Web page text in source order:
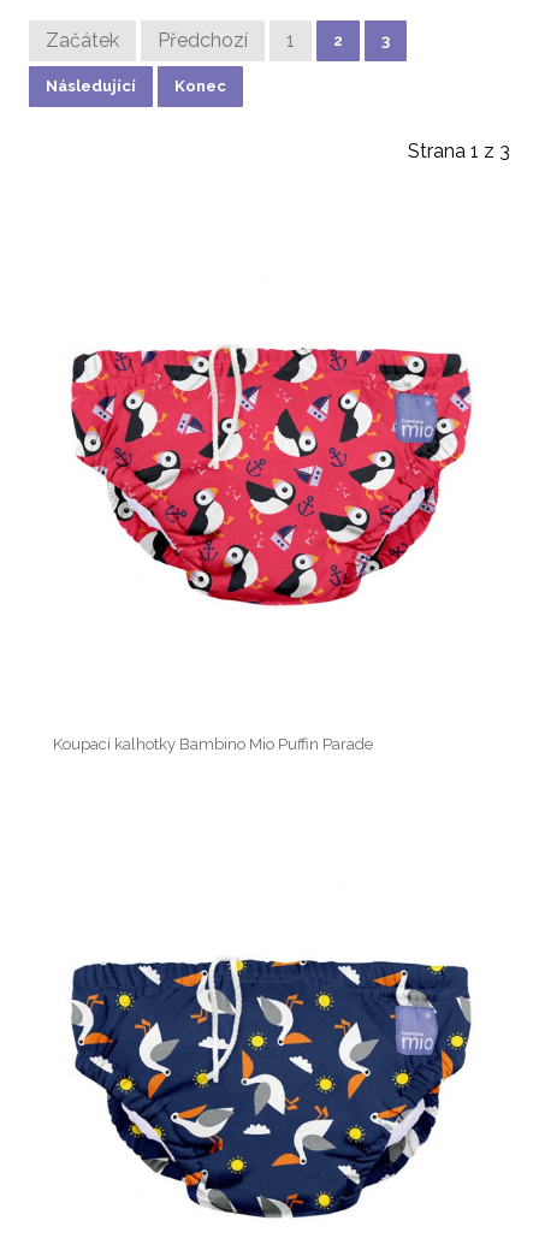
Začátek Předchozí 1 2 3
Následující Konec
Strana 1 z 3
Koupací kalhotky Bambino Mio Puffin Parade